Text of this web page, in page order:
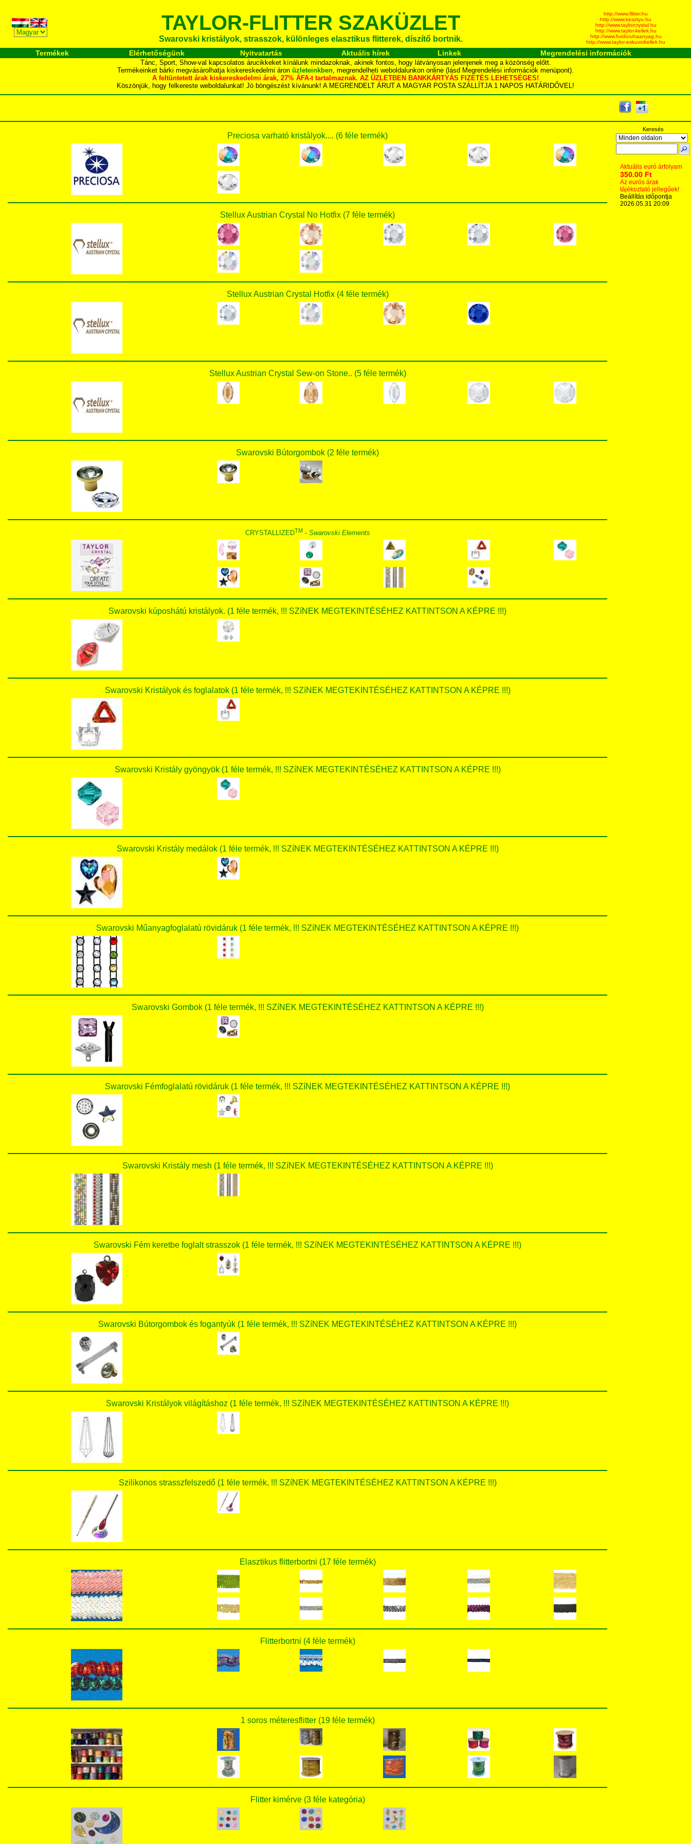
TAYLOR-FLITTER SZAKÜZLET
Swarovski kristályok, strasszok, különleges elasztikus flitterek, díszítő bortnik.
http://www.flitter.hu
http://www.kesztyu.hu
http://www.taylorcrystal.hu
http://www.taylor-kellek.hu
http://www.furdoruhaanyag.hu
http://www.taylor-eskuvoikellek.hu
Termékek Elérhetőségünk Nyitvatartás Aktuális hírek Linkek Megrendelési információk
Tánc, Sport, Show-val kapcsolatos árucikkeket kínálunk mindazoknak, akinek fontos, hogy látványosan jelenjenek meg a közönség előtt.
Termékeinket bárki megvásárolhatja kiskereskedelmi áron üzleteinkben, megrendelheti weboldalunkon online (lásd Megrendelési információk menüpont).
A feltüntetett árak kiskereskedelmi árak, 27% ÁFA-t tartalmaznak. AZ ÜZLETBEN BANKKÁRTYÁS FIZETÉS LEHETSÉGES!
Köszönjük, hogy felkereste weboldalunkat! Jó böngészést kívánunk! A MEGRENDELT ÁRUT A MAGYAR POSTA SZÁLLÍTJA 1 NAPOS HATÁRIDŐVEL!
Preciosa varható kristályok.... (6 féle termék)
Stellux Austrian Crystal No Hotfix (7 féle termék)
Stellux Austrian Crystal Hotfix (4 féle termék)
Stellux Austrian Crystal Sew-on Stone.. (5 féle termék)
Swarovski Bútorgombok (2 féle termék)
CRYSTALLIZEDTM- Swarovski Elements
Swarovski kúposhátú kristályok. (1 féle termék, !!! SZíNEK MEGTEKINTÉSÉHEZ KATTINTSON A KÉPRE !!!)
Swarovski Kristályok és foglalatok (1 féle termék, !!! SZíNEK MEGTEKINTÉSÉHEZ KATTINTSON A KÉPRE !!!)
Swarovski Kristály gyöngyök (1 féle termék, !!! SZíNEK MEGTEKINTÉSÉHEZ KATTINTSON A KÉPRE !!!)
Swarovski Kristály medálok (1 féle termék, !!! SZíNEK MEGTEKINTÉSÉHEZ KATTINTSON A KÉPRE !!!)
Swarovski Műanyagfoglalatú rövidáruk (1 féle termék, !!! SZíNEK MEGTEKINTÉSÉHEZ KATTINTSON A KÉPRE !!!)
Swarovski Gombok (1 féle termék, !!! SZíNEK MEGTEKINTÉSÉHEZ KATTINTSON A KÉPRE !!!)
Swarovski Fémfoglalatú rövidáruk (1 féle termék, !!! SZíNEK MEGTEKINTÉSÉHEZ KATTINTSON A KÉPRE !!!)
Swarovski Kristály mesh (1 féle termék, !!! SZíNEK MEGTEKINTÉSÉHEZ KATTINTSON A KÉPRE !!!)
Swarovski Fém keretbe foglalt strasszok (1 féle termék, !!! SZíNEK MEGTEKINTÉSÉHEZ KATTINTSON A KÉPRE !!!)
Swarovski Bútorgombok és fogantyúk (1 féle termék, !!! SZíNEK MEGTEKINTÉSÉHEZ KATTINTSON A KÉPRE !!!)
Swarovski Kristályok világításhoz (1 féle termék, !!! SZíNEK MEGTEKINTÉSÉHEZ KATTINTSON A KÉPRE !!!)
Szilikonos strasszfelszedő (1 féle termék, !!! SZíNEK MEGTEKINTÉSÉHEZ KATTINTSON A KÉPRE !!!)
Elasztikus flitterbortni (17 féle termék)
Flitterbortni (4 féle termék)
1 soros méteresflitter (19 féle termék)
Flitter kimérve (3 féle kategória)
Keresés
Aktuális euró árfolyam
350.00 Ft
Az eurós árak
tájékoztató jellegűek!
Beállítás időpontja
2026.05.31 20:09